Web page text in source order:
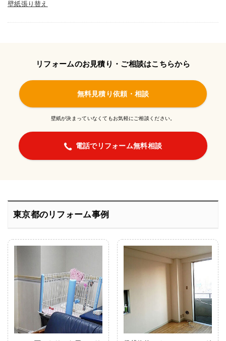
壁紙張り替え
リフォームのお見積り・ご相談はこちらから
無料見積り依頼・相談
壁紙が決まっていなくてもお気軽にご相談ください。
電話でリフォーム無料相談
東京都のリフォーム事例